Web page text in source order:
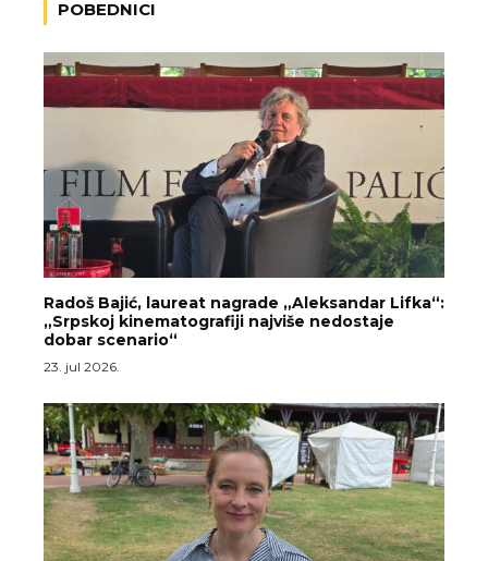
POBEDNICI
Radoš Bajić, laureat nagrade „Aleksandar Lifka“:
„Srpskoj kinematografiji najviše nedostaje
dobar scenario“
23. jul 2026.